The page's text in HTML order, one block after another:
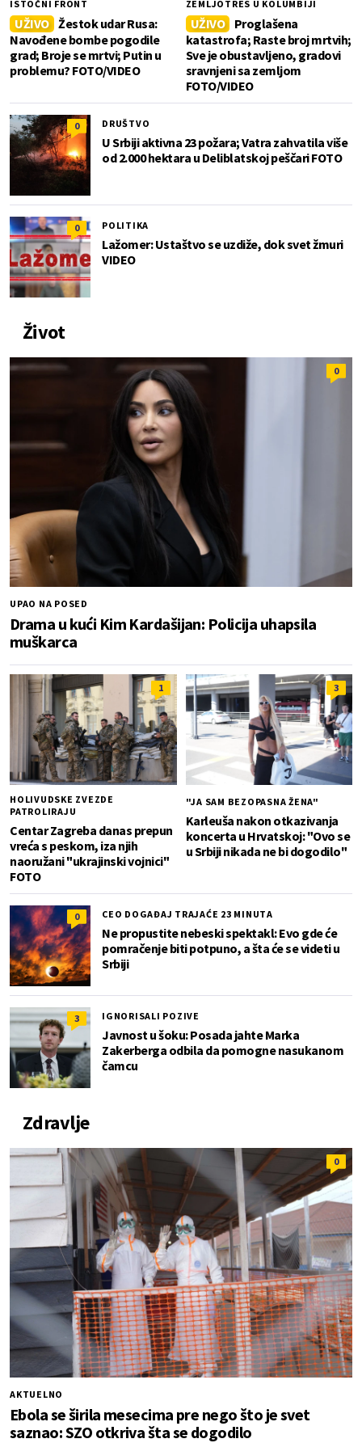
ISTOČNI FRONT
UŽIVO Žestok udar Rusa:
Navođene bombe pogodile
grad; Broje se mrtvi; Putin u
problemu? FOTO/VIDEO
ZEMLJOTRES U KOLUMBIJI
UŽIVO
Proglašena
katastrofa; Raste broj mrtvih;
Sve je obustavljeno, gradovi
sravnjeni sa zemljom
FOTO/VIDEO
0 DRUŠTVO
U Srbiji aktivna 23 požara; Vatra zahvatila više
od 2.000 hektara u Deliblatskoj peščari FOTO
0 POLITIKA
Lažomer: Ustaštvo se uzdiže, dok svet žmuri
VIDEO
Život
0
UPAO NA POSED
Drama u kući Kim Kardašijan: Policija uhapsila
muškarca
1
HOLIVUDSKE ZVEZDE
PATROLIRAJU
Centar Zagreba danas prepun
vreća s peskom, iza njih
naoružani "ukrajinski vojnici"
FOTO
3
"JA SAM BEZOPASNA ŽENA"
Karleuša nakon otkazivanja
koncerta u Hrvatskoj: "Ovo se
u Srbiji nikada ne bi dogodilo"
0 CEO DOGAĐAJ TRAJAĆE 23 MINUTA
Ne propustite nebeski spektakl: Evo gde će
pomračenje biti potpuno, a šta će se videti u
Srbiji
3 IGNORISALI POZIVE
Javnost u šoku: Posada jahte Marka
Zakerberga odbila da pomogne nasukanom
čamcu
Zdravlje
0
AKTUELNO
Ebola se širila mesecima pre nego što je svet
saznao: SZO otkriva šta se dogodilo